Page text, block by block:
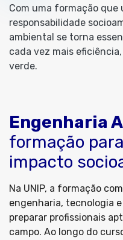
Com uma formação
responsabilidade
ambiental se torna
cada vez mais
verde.
Engenharia
formação
impacto
Na UNIP, a formação
engenharia, tecnologia
preparar profissionais
campo. Ao longo do